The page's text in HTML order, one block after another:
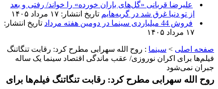
علیرضا قربانی «گل‌های باران خورده» را خواند/ رفتی و بعد
از تو دنیا غرق شد در گریه‌هایم تاریخ انتشار: ۱۷ مرداد ۱۴۰۵
فروش 44 میلیاردی سینما در دومین هفته مرداد
تاریخ انتشار:
۱۷ مرداد ۱۴۰۵
صفحه اصلی > سینما : روح الله سهرابی مطرح کرد: رقابت تنگاتنگ
فیلم‌ها برای اکران‌ نوروزی/ عقب ماندگی اقتصاد سینما یک ساله
جبران نمی‌شود
روح الله سهرابی مطرح کرد: رقابت تنگاتنگ فیلم‌ها برای